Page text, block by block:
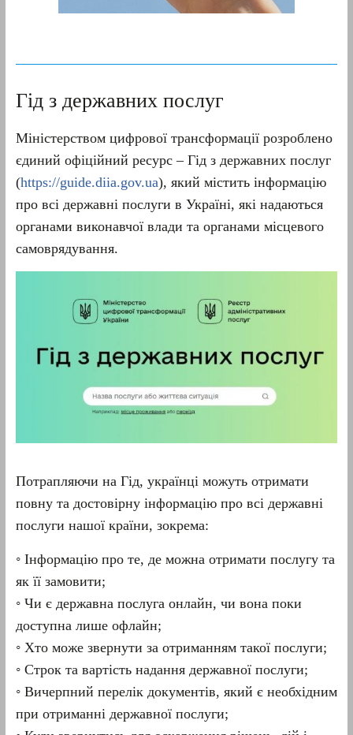
Гід з державних послуг
Міністерством цифрової трансформації розроблено
єдиний офіційний ресурс – Гід з державних послуг
(https://guide.diia.gov.ua), який містить інформацію
про всі державні послуги в Україні, які надаються
органами виконавчої влади та органами місцевого
самоврядування.
Потрапляючи на Гід, українці можуть отримати
повну та достовірну інформацію про всі державні
послуги нашої країни, зокрема:
◦ Інформацію про те, де можна отримати послугу та
як її замовити;
◦ Чи є державна послуга онлайн, чи вона поки
доступна лише офлайн;
◦ Хто може звернути за отриманням такої послуги;
◦ Строк та вартість надання державної послуги;
◦ Вичерпний перелік документів, який є необхідним
при отриманні державної послуги;